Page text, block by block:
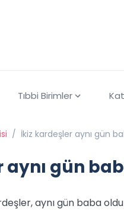
Tıbbi Birimler
/ İkiz kardeşler aynı gün
aynı gün
aynı gün baba